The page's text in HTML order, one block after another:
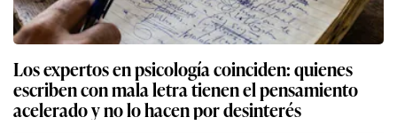
Los expertos en psicología coinciden: quienes
escriben con mala letra tienen el pensamiento
acelerado y no lo hacen por desinterés